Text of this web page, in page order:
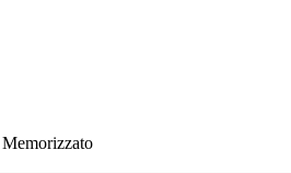
Memorizzato